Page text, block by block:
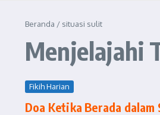
Beranda / situasi sulit
Menjelajahi
Fikih Harian
Doa Ketika Berada